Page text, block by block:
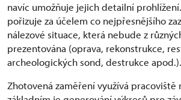
navíc umožňuje jejich detailní
pořizuje za účelem co nejpřesnějšího
nálezové situace, která nebude z
prezentována (oprava, rekonstrukce,
archeologických sond, destrukce apod.).
Zhotovená zaměření využívá pracoviště